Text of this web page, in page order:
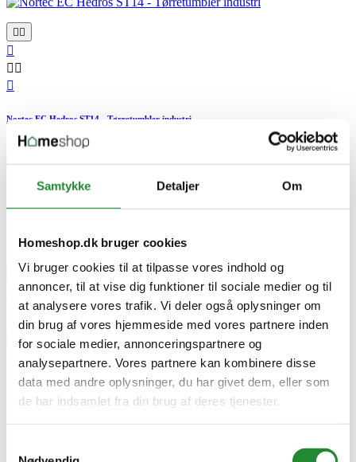
Samtykke Detaljer Om
Homeshop.dk bruger cookies
Vi bruger cookies til at tilpasse vores indhold og
annoncer, til at vise dig funktioner til sociale medier og til
at analysere vores trafik. Vi deler også oplysninger om
din brug af vores hjemmeside med vores partnere inden
for sociale medier, annonceringspartnere og
analysepartnere. Vores partnere kan kombinere disse
data med andre oplysninger, du har givet dem, eller som
de har indsamlet fra din brug af deres tjenester.


 

Nortec EC Hedros ST14 - Tørretumbler industri
DKK 56.425,00
Nortec EC Hedros ST14 - Tørretumbler industri

